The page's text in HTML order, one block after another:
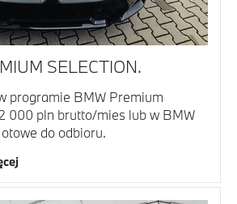
SELECTION.
programie BMW Premium
000 pln brutto/mies lub w BMW
do odbioru.